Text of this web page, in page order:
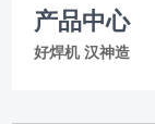
最新动态
产品中心
好焊机 汉神造